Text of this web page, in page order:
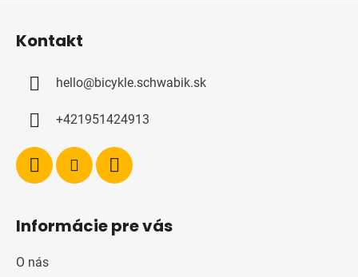
Kontakt
hello@bicykle.schwabik.sk
+421951424913
Informácie pre vás
O nás